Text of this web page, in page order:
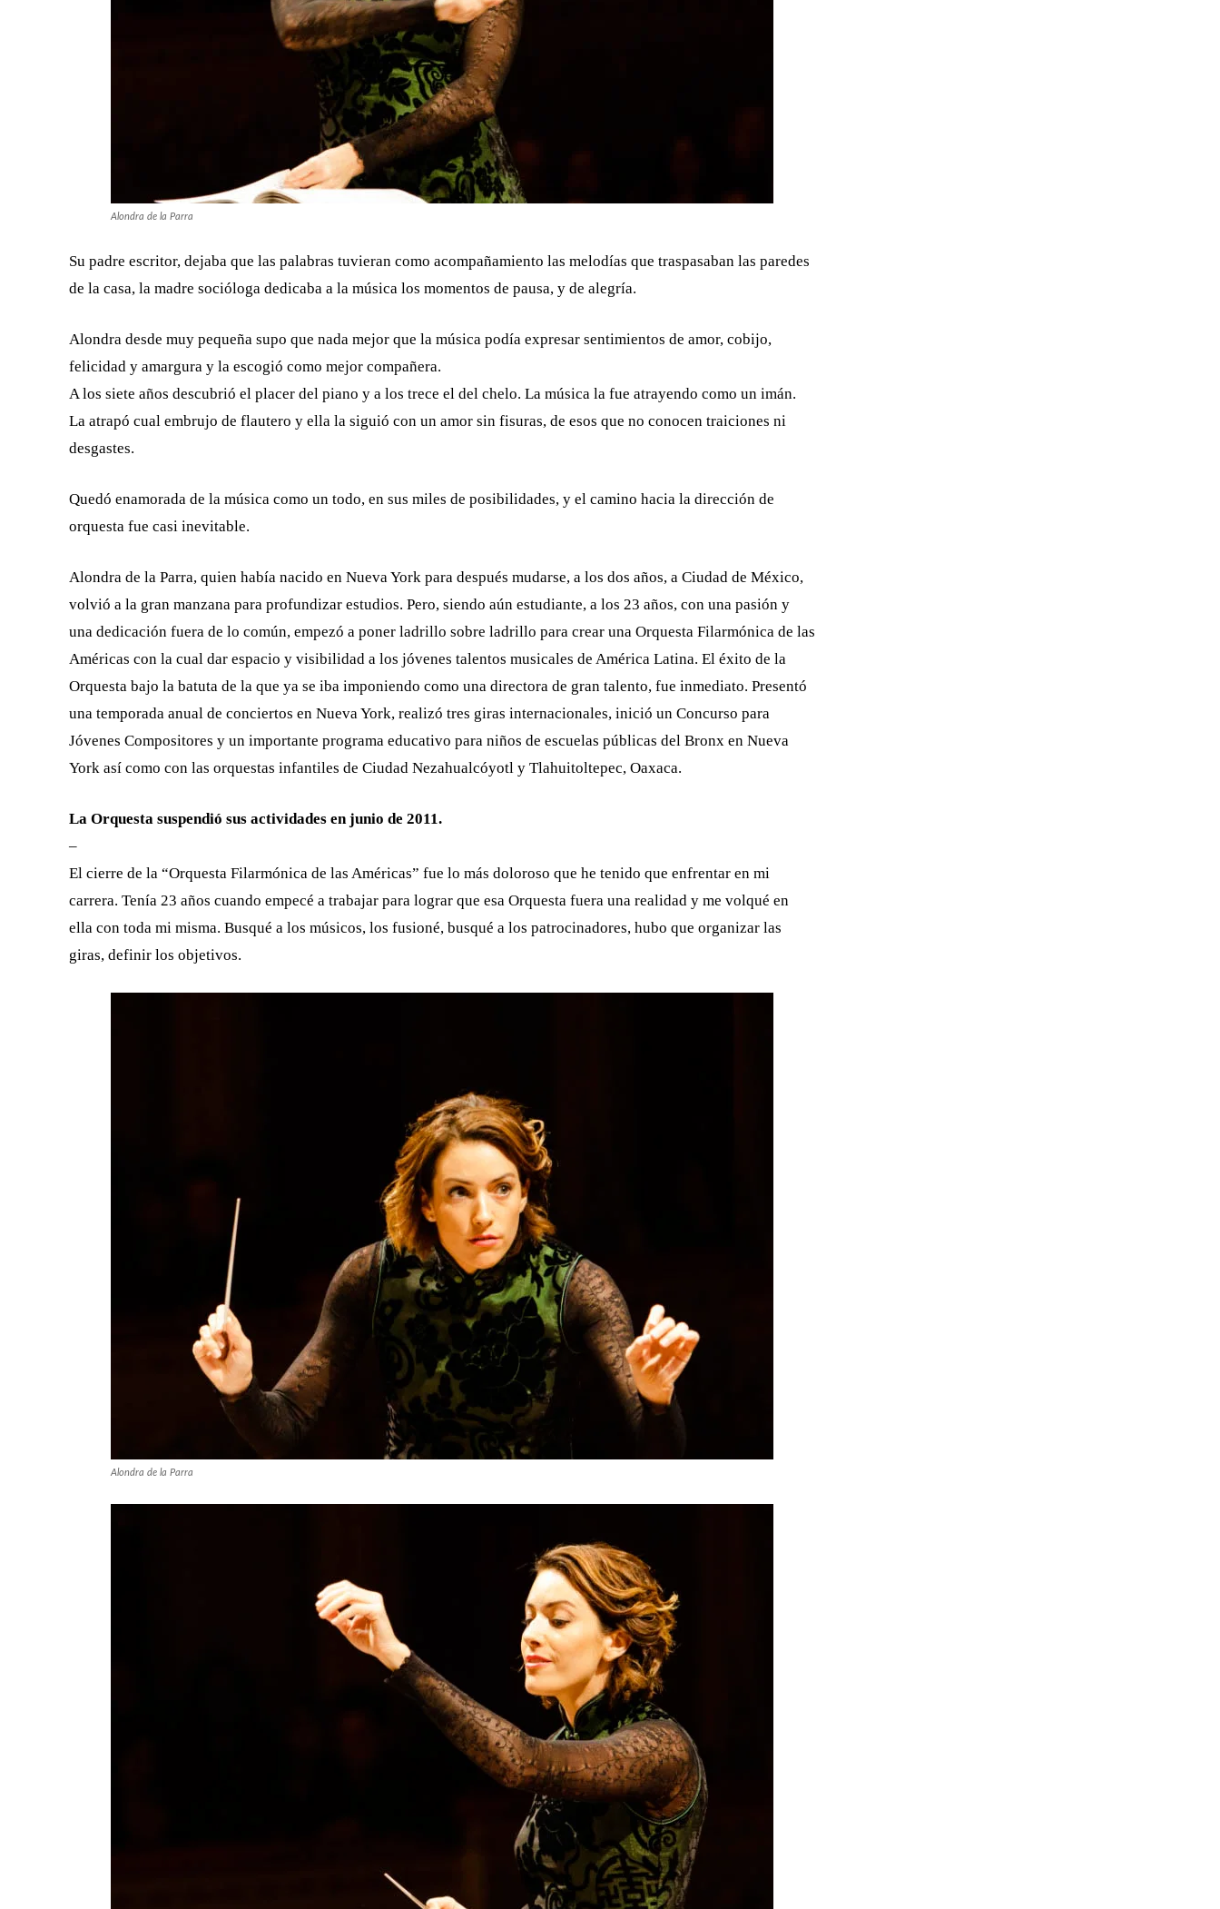
Alondra de la Parra
Su padre escritor, dejaba que las palabras tuvieran como acompañamiento las melodías que traspasaban las paredes
de la casa, la madre socióloga dedicaba a la música los momentos de pausa, y de alegría.
Alondra desde muy pequeña supo que nada mejor que la música podía expresar sentimientos de amor, cobijo,
felicidad y amargura y la escogió como mejor compañera.
A los siete años descubrió el placer del piano y a los trece el del chelo. La música la fue atrayendo como un imán.
La atrapó cual embrujo de flautero y ella la siguió con un amor sin fisuras, de esos que no conocen traiciones ni
desgastes.
Quedó enamorada de la música como un todo, en sus miles de posibilidades, y el camino hacia la dirección de
orquesta fue casi inevitable.
Alondra de la Parra, quien había nacido en Nueva York para después mudarse, a los dos años, a Ciudad de México,
volvió a la gran manzana para profundizar estudios. Pero, siendo aún estudiante, a los 23 años, con una pasión y
una dedicación fuera de lo común, empezó a poner ladrillo sobre ladrillo para crear una Orquesta Filarmónica de las
Américas con la cual dar espacio y visibilidad a los jóvenes talentos musicales de América Latina. El éxito de la
Orquesta bajo la batuta de la que ya se iba imponiendo como una directora de gran talento, fue inmediato. Presentó
una temporada anual de conciertos en Nueva York, realizó tres giras internacionales, inició un Concurso para
Jóvenes Compositores y un importante programa educativo para niños de escuelas públicas del Bronx en Nueva
York así como con las orquestas infantiles de Ciudad Nezahualcóyotl y Tlahuitoltepec, Oaxaca.
La Orquesta suspendió sus actividades en junio de 2011.
–
El cierre de la “Orquesta Filarmónica de las Américas” fue lo más doloroso que he tenido que enfrentar en mi
carrera. Tenía 23 años cuando empecé a trabajar para lograr que esa Orquesta fuera una realidad y me volqué en
ella con toda mi misma. Busqué a los músicos, los fusioné, busqué a los patrocinadores, hubo que organizar las
giras, definir los objetivos.
Alondra de la Parra